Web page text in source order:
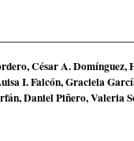
César A. Domínguez,
I. Falcón, Graciela
Daniel Piñero, Valeria